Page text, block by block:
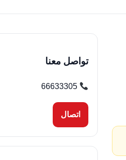
تواصل معنا
66633305
اتصال